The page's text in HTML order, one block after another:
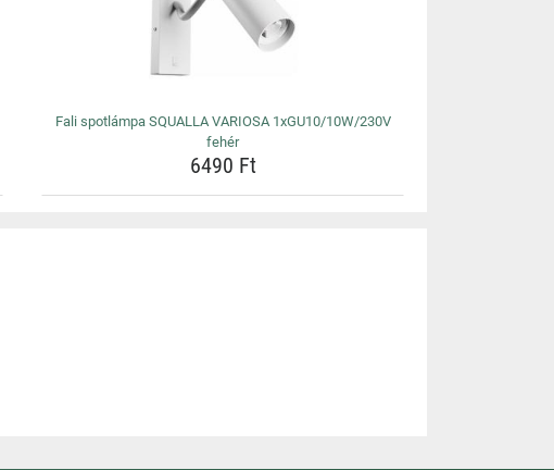
Fali spotlámpa SQUALLA VARIOSA 1xGU10/10W/230V
fehér
6490 Ft